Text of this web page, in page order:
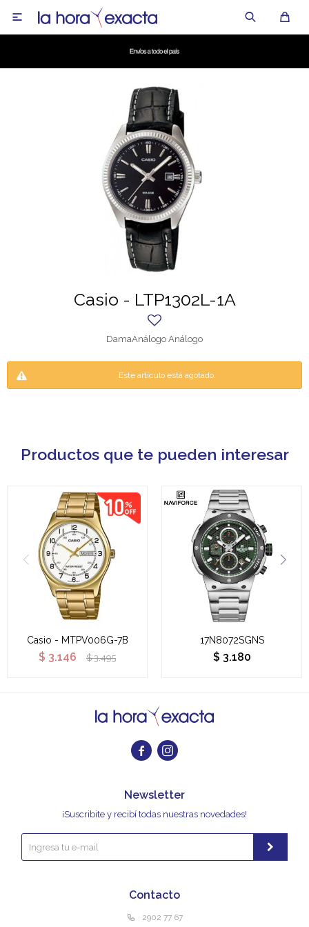

Casio - LTP1302L-1A
DamaAnálogo Análogo
Este artículo está agotado.
Productos que te pueden interesar
Casio - MTPV006G-7B
$ 3.146 $ 3.495
17N8072SGNS
$ 3.180
 
Contacto
2902 77 67
Newsletter
¡Suscribite y recibí todas nuestras novedades!